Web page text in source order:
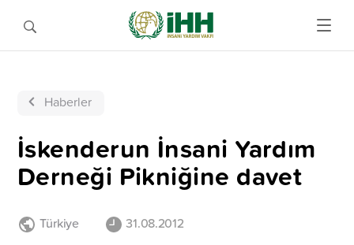
Haberler
İskenderun İnsani Yardım
Derneği Pikniğine davet
Türkiye 31.08.2012